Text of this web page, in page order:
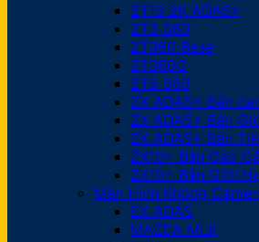
ZT13 2K ADAS+
ZT3 360
ZT360 Base
ZT360G
ZT5 360
ZX ADAS+ Bản
ZX ADAS+ Bản
ZX ADAS+ Bản
ZX10+ Bản Cao
ZX10+ Bản Giới
Màn Hình Không
EX ADAS
MAZDA MLK